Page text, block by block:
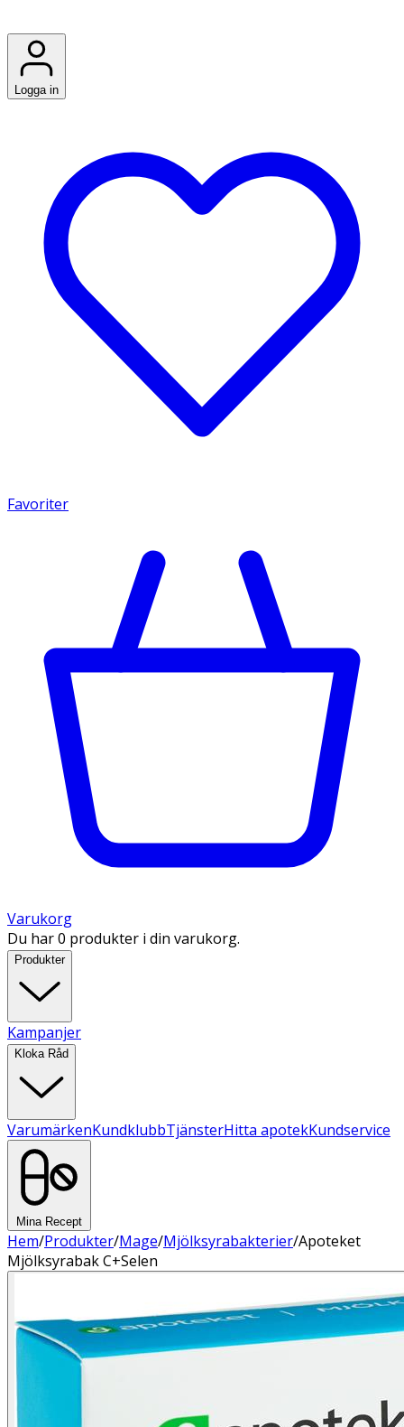
Logga in
Favoriter
Varukorg
Du har 0 produkter i din varukorg.
Produkter
Kampanjer
Kloka Råd
VarumärkenKundklubbTjänsterHitta apotekKundservice
Mina Recept
Hem/Produkter/Mage/Mjölksyrabakterier/Apoteket
Mjölksyrabak C+Selen